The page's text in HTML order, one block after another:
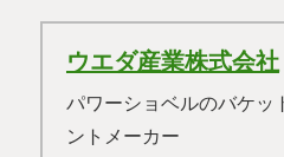
ウエダ産業株式会社
パワーショベルのバケッ
ントメーカー